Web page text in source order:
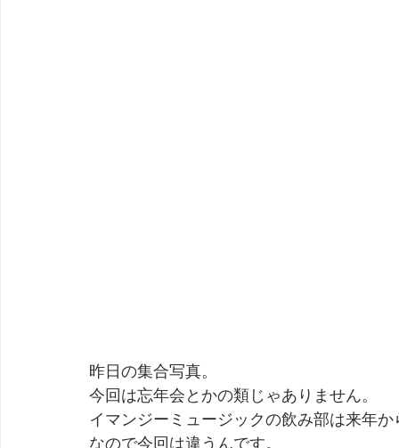
昨日の集合写真。
今回は忘年会とかの類じゃありません。
イマンジーミュージックの飲み部は来年
なので今回は違うんです。